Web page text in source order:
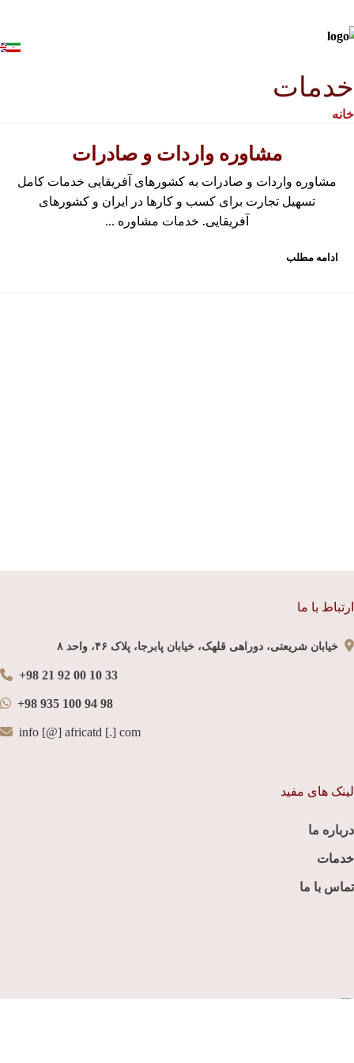
خدمات
خانه
مشاوره واردات و صادرات
مشاوره واردات و صادرات به کشورهای آفریقایی خدمات کامل
تسهیل تجارت برای کسب و کارها در ایران و کشورهای
آفریقایی. خدمات مشاوره ...
ادامه مطلب
ارتباط با ما
خیابان شریعتی، دوراهی قلهک، خیابان پابرجا، پلاک ۴۶، واحد ۸
+98 21 92 00 10 33
+98 935 100 94 98
info [@] africatd [.] com
لینک های مفید
درباره ما
خدمات
تماس با ما